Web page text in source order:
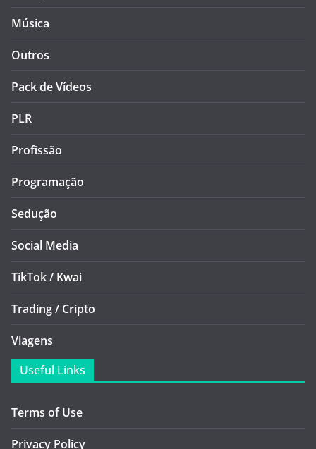
Música
Outros
Pack de Vídeos
PLR
Profissão
Programação
Sedução
Social Media
TikTok / Kwai
Trading / Cripto
Viagens
Useful Links
Terms of Use
Privacy Policy